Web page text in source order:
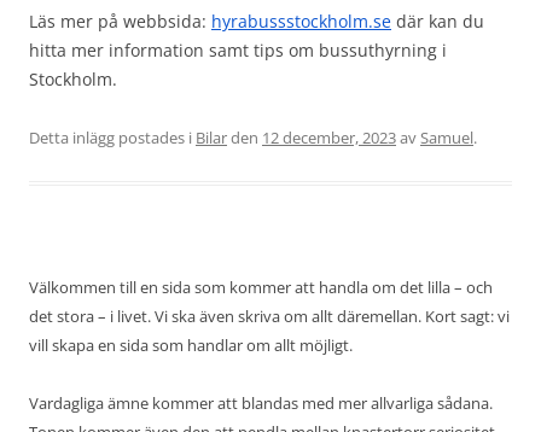
Läs mer på webbsida: hyrabussstockholm.se där kan du
hitta mer information samt tips om bussuthyrning i
Stockholm.
Detta inlägg postades i Bilarden 12 december, 2023avSamuel.
Välkommen till en sida som kommer att handla om det lilla – och
det stora – i livet. Vi ska även skriva om allt däremellan. Kort sagt: vi
vill skapa en sida som handlar om allt möjligt.
Vardagliga ämne kommer att blandas med mer allvarliga sådana.